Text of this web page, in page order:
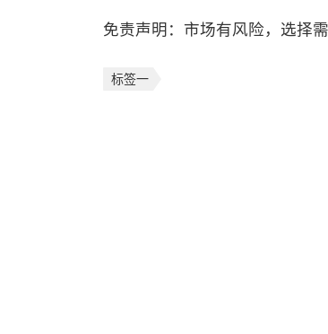
免责声明：市场有风险，选择
标签一